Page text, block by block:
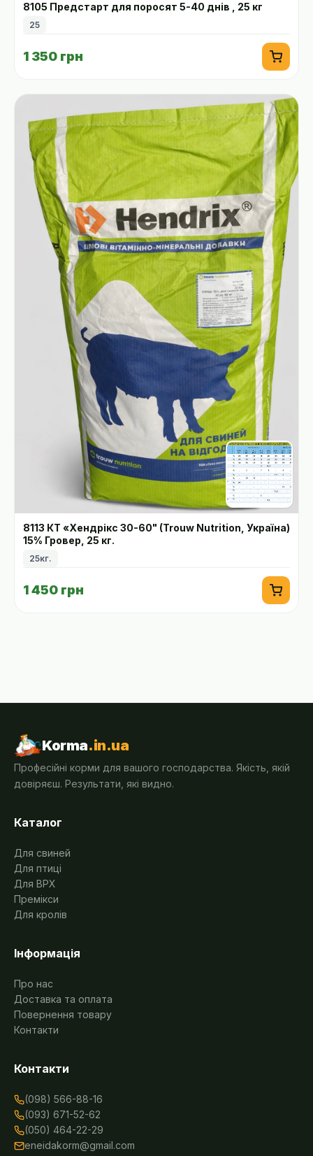
8105 Предстарт для поросят 5-40 днів , 25 кг
25
1 350 грн
8113 КТ «Хендрікс 30-60" (Trouw Nutrition, Україна)
15% Гровер, 25 кг.
25кг.
1 450 грн
Korma.in.ua
Професійні корми для вашого господарства. Якість, якій
довіряєш. Результати, які видно.
Каталог
Для свиней
Для птиці
Для ВРХ
Премікси
Для кролів
Інформація
Про нас
Доставка та оплата
Повернення товару
Контакти
Контакти
(098) 566-88-16
(093) 671-52-62
(050) 464-22-29
eneidakorm@gmail.com